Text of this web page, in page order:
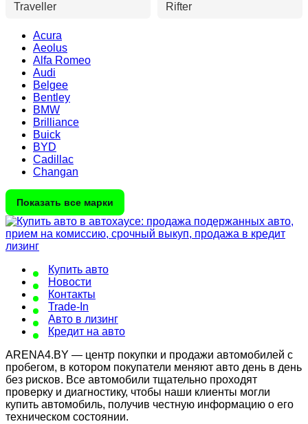
Traveller Rifter
Acura
Aeolus
Alfa Romeo
Audi
Belgee
Bentley
BMW
Brilliance
Buick
BYD
Cadillac
Changan
Показать все марки
Купить авто
Новости
Контакты
Trade-In
Авто в лизинг
Кредит на авто
ARENA4.BY — центр покупки и продажи автомобилей с
пробегом, в котором покупатели меняют авто день в день
без рисков. Все автомобили тщательно проходят
проверку и диагностику, чтобы наши клиенты могли
купить автомобиль, получив честную информацию о его
техническом состоянии.